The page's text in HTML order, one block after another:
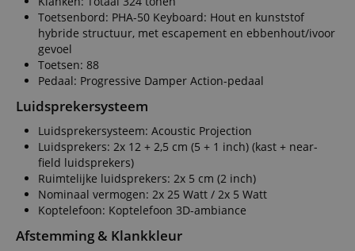
Toetsenbord: PHA-50 Keyboard: Hout en kunststof
hybride structuur, met escapement en ebbenhout/ivoor
gevoel
Toetsen: 88
Pedaal: Progressive Damper Action-pedaal
Luidsprekersysteem
Luidsprekersysteem: Acoustic Projection
Luidsprekers: 2x 12 + 2,5 cm (5 + 1 inch) (kast + near-
field luidsprekers)
Ruimtelijke luidsprekers: 2x 5 cm (2 inch)
Nominaal vermogen: 2x 25 Watt / 2x 5 Watt
Koptelefoon: Koptelefoon 3D-ambiance
Afstemming & Klankkleur